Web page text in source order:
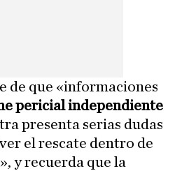
de que «informaciones
pericial independiente
presenta serias dudas
el rescate dentro de
y recuerda que la